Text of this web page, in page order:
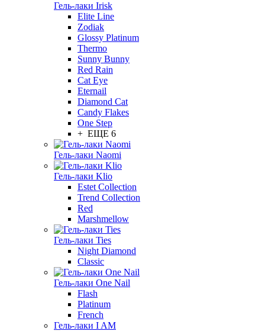
Гель-лаки Irisk
Elite Line
Zodiak
Glossy Platinum
Thermo
Sunny Bunny
Red Rain
Cat Eye
Eternail
Diamond Cat
Candy Flakes
One Step
+ ЕЩЕ 6
Гель-лаки Naomi
Гель-лаки Klio
Estet Collection
Trend Collection
Red
Marshmellow
Гель-лаки Ties
Night Diamond
Classic
Гель-лаки One Nail
Flash
Platinum
French
Гель-лаки I AM